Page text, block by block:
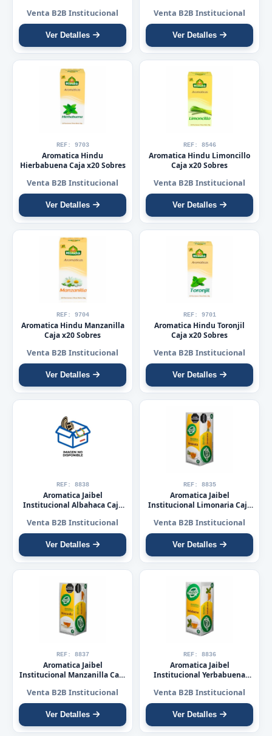
Venta B2B Institucional
Ver Detalles
Venta B2B Institucional
Ver Detalles
REF: 9703
Aromatica Hindu
Hierbabuena Caja x20 Sobres
Venta B2B Institucional
Ver Detalles
REF: 8546
Aromatica Hindu Limoncillo
Caja x20 Sobres
Venta B2B Institucional
Ver Detalles
REF: 9704
Aromatica Hindu Manzanilla
Caja x20 Sobres
Venta B2B Institucional
Ver Detalles
REF: 9701
Aromatica Hindu Toronjil
Caja x20 Sobres
Venta B2B Institucional
Ver Detalles
REF: 8838
Aromatica Jaibel
Institucional Albahaca Caja
Venta B2B Institucional
Ver Detalles
REF: 8835
Aromatica Jaibel
Institucional Limonaria Caja
Venta B2B Institucional
Ver Detalles
REF: 8837
Aromatica Jaibel
Institucional Manzanilla Caja
Venta B2B Institucional
Ver Detalles
REF: 8836
Aromatica Jaibel
Institucional Yerbabuena
Venta B2B Institucional
Ver Detalles